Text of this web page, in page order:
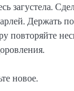
загустела.
Держать
повторяйте
новое.